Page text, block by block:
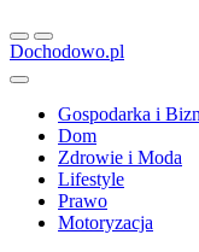
Dochodowo.pl
Gospodarka i
Dom
Zdrowie i Moda
Lifestyle
Prawo
Motoryzacja